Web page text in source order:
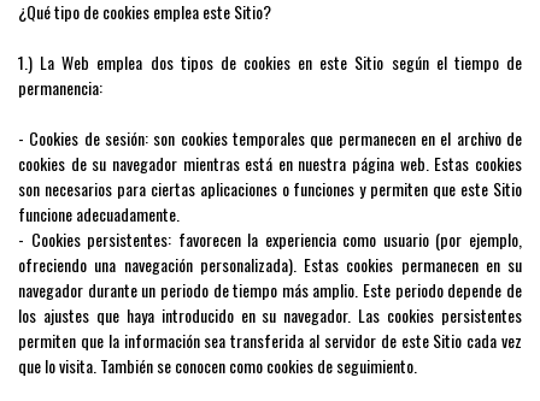
¿Qué tipo de cookies emplea este Sitio?
1.) La Web emplea dos tipos de cookies en este Sitio según el tiempo de
permanencia:
- Cookies de sesión: son cookies temporales que permanecen en el archivo de
cookies de su navegador mientras está en nuestra página web. Estas cookies
son necesarios para ciertas aplicaciones o funciones y permiten que este Sitio
funcione adecuadamente.
- Cookies persistentes: favorecen la experiencia como usuario (por ejemplo,
ofreciendo una navegación personalizada). Estas cookies permanecen en su
navegador durante un periodo de tiempo más amplio. Este periodo depende de
los ajustes que haya introducido en su navegador. Las cookies persistentes
permiten que la información sea transferida al servidor de este Sitio cada vez
que lo visita. También se conocen como cookies de seguimiento.